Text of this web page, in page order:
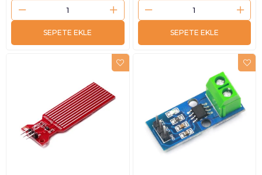
SEPETE EKLE SEPETE EKLE